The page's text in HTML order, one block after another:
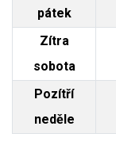
pátek
Zítra
sobota
Pozítří
neděle